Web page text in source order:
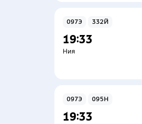
097Э 332Й
19:33
Ния
097Э 095Н
19:33